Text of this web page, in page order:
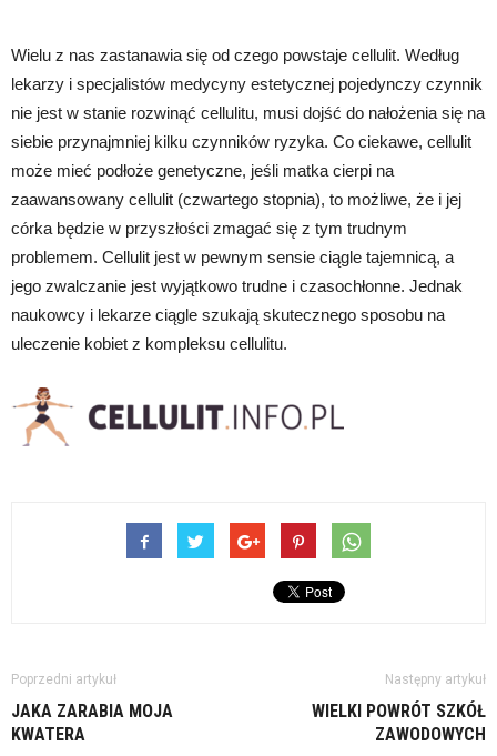
Wielu z nas zastanawia się od czego powstaje cellulit. Według
lekarzy i specjalistów medycyny estetycznej pojedynczy czynnik
nie jest w stanie rozwinąć cellulitu, musi dojść do nałożenia się na
siebie przynajmniej kilku czynników ryzyka. Co ciekawe, cellulit
może mieć podłoże genetyczne, jeśli matka cierpi na
zaawansowany cellulit (czwartego stopnia), to możliwe, że i jej
córka będzie w przyszłości zmagać się z tym trudnym
problemem. Cellulit jest w pewnym sensie ciągle tajemnicą, a
jego zwalczanie jest wyjątkowo trudne i czasochłonne. Jednak
naukowcy i lekarze ciągle szukają skutecznego sposobu na
uleczenie kobiet z kompleksu cellulitu.
Poprzedni artykuł
JAKA ZARABIA MOJA
KWATERA
Następny artykuł
WIELKI POWRÓT SZKÓŁ
ZAWODOWYCH